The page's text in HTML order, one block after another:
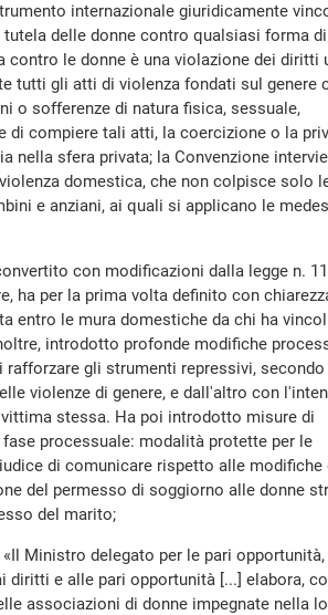
internazionale giuridicamente
delle donne contro qualsiasi forma di
contro le donne è una violazione dei diritti
tutti gli atti di violenza fondati sul genere
o sofferenze di natura fisica, sessuale,
compiere tali atti, la coercizione o la
nella sfera privata; la Convenzione
domestica, che non colpisce solo
e anziani, ai quali si applicano le
con modificazioni dalla legge n.
ha per la prima volta definito con
entro le mura domestiche da chi ha
introdotto profonde modifiche
gli strumenti repressivi, secondo
violenze di genere, e dall'altro con
stessa. Ha poi introdotto misure di
processuale: modalità protette per le
di comunicare rispetto alle modifiche
del permesso di soggiorno alle donne
del marito;
Ministro delegato per le pari opportunità,
diritti e alle pari opportunità [...] elabora,
associazioni di donne impegnate nella